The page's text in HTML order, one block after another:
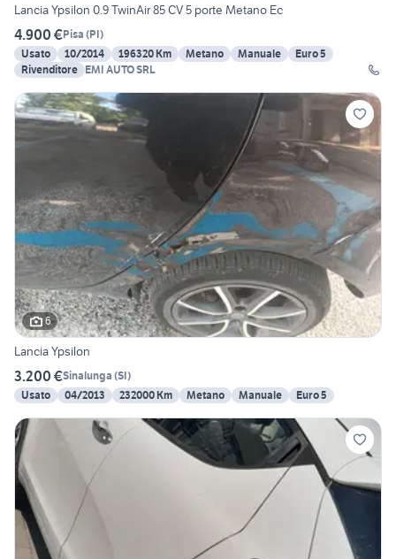
Lancia Ypsilon 0.9 TwinAir 85 CV 5 porte Metano Ec
4.900 €Pisa (PI)
Usato
10/2014 196320 Km Metano Manuale
Euro 5
Rivenditore EMI AUTO SRL
6
Lancia Ypsilon
3.200 €Sinalunga (SI)
Usato
04/2013 232000 Km Metano Manuale Euro 5